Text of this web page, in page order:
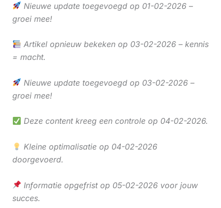
Nieuwe update toegevoegd op 01-02-2026 –
groei mee!
Artikel opnieuw bekeken op 03-02-2026 – kennis
= macht.
Nieuwe update toegevoegd op 03-02-2026 –
groei mee!
Deze content kreeg een controle op 04-02-2026.
Kleine optimalisatie op 04-02-2026
doorgevoerd.
Informatie opgefrist op 05-02-2026 voor jouw
succes.